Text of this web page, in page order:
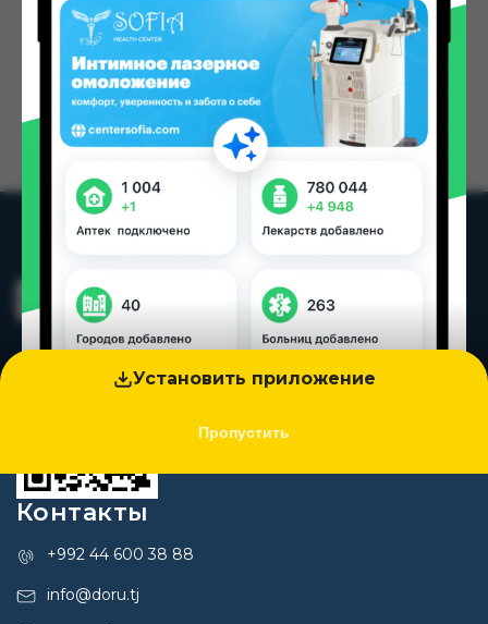
Установить приложение
Пропустить
Контакты
+992 44 600 38 88
info@doru.tj